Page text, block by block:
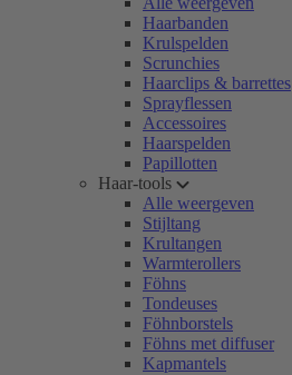
Haarbanden
Krulspelden
Scrunchies
Haarclips & barrettes
Sprayflessen
Accessoires
Haarspelden
Papillotten
Haar-tools
Alle weergeven
Stijltang
Krultangen
Warmterollers
Föhns
Tondeuses
Föhnborstels
Föhns met diffuser
Kapmantels